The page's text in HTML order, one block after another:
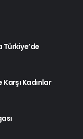
Türkiye’de
Kadınlar